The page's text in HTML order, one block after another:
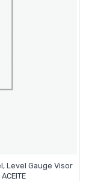
Level Gauge Visor